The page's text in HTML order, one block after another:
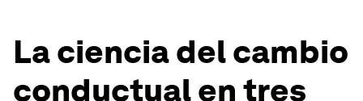
La ciencia del cambio
conductual en tres